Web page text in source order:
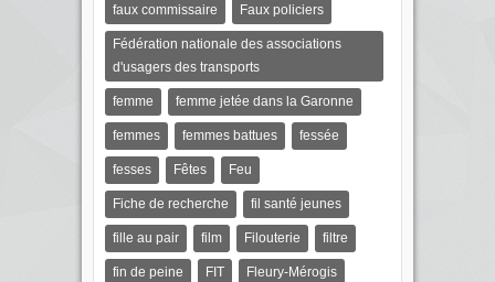
faux commissaire Faux policiers
Fédération nationale des associations
d'usagers des transports
femme femme jetée dans la Garonne
femmes femmes battues fessée
fesses Fêtes Feu
Fiche de recherche fil santé jeunes
fille au pair film Filouterie filtre
fin de peine FIT Fleury-Mérogis